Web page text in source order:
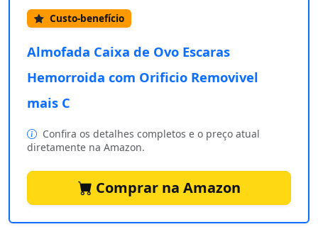
Custo-benefício
Almofada Caixa de Ovo Escaras
Hemorroida com Orificio Removivel
mais C
Confira os detalhes completos e o preço atual
diretamente na Amazon.
Comprar na Amazon